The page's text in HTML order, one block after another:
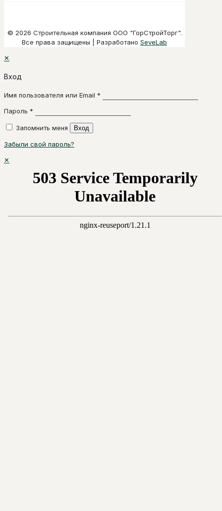
© 2026 Строительная компания ООО "ГорСтройТорг".
Все права защищены | Разработано SeveLab
✕
Вход
Имя пользователя или Email *
Пароль *
Запомнить меня Вход
Забыли свой пароль?
✕